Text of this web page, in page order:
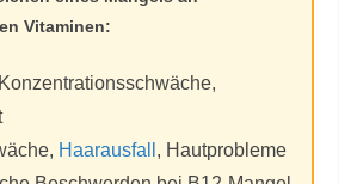
Vitaminen:
Haarausfall , Hautprobleme